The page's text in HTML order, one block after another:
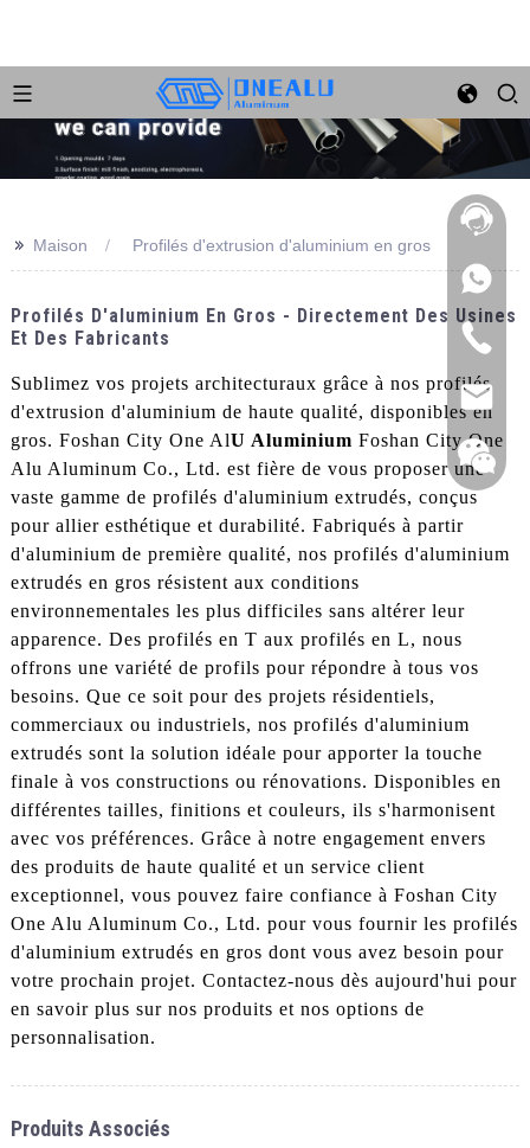
>> Maison Profilés d'extrusion d'aluminium en gros
Profilés D'aluminium En Gros - Directement Des Usines
Et Des Fabricants
Sublimez vos projets architecturaux grâce à nos profilés
d'extrusion d'aluminium de haute qualité, disponibles en
gros. Foshan City One AlU Aluminium Foshan City One
Alu Aluminum Co., Ltd. est fière de vous proposer une
vaste gamme de profilés d'aluminium extrudés, conçus
pour allier esthétique et durabilité. Fabriqués à partir
d'aluminium de première qualité, nos profilés d'aluminium
extrudés en gros résistent aux conditions
environnementales les plus difficiles sans altérer leur
apparence. Des profilés en T aux profilés en L, nous
offrons une variété de profils pour répondre à tous vos
besoins. Que ce soit pour des projets résidentiels,
commerciaux ou industriels, nos profilés d'aluminium
extrudés sont la solution idéale pour apporter la touche
finale à vos constructions ou rénovations. Disponibles en
différentes tailles, finitions et couleurs, ils s'harmonisent
avec vos préférences. Grâce à notre engagement envers
des produits de haute qualité et un service client
exceptionnel, vous pouvez faire confiance à Foshan City
One Alu Aluminum Co., Ltd. pour vous fournir les profilés
d'aluminium extrudés en gros dont vous avez besoin pour
votre prochain projet. Contactez-nous dès aujourd'hui pour
en savoir plus sur nos produits et nos options de
personnalisation.
Produits Associés